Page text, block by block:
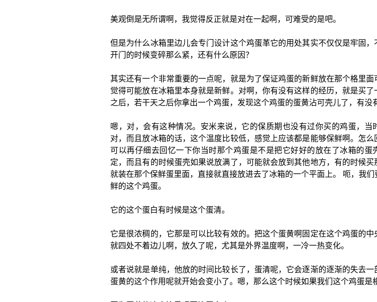
美观倒是无所谓啊，我觉得反正就是对在一起啊，可难受的是吧。
但是为什么冰箱里边儿会专门设计这个鸡蛋革它的用处其实不仅仅是牢固，
开门的时候变碎那么紧，还有什么原因？
其实还有一个非常重要的一点呢，就是为了保证鸡蛋的新鲜放在那个格里面
觉得可能放在冰箱里本身就是新鲜。对啊，你有没有这样的经历，就是买
之后，若干天之后你拿出一个鸡蛋，发现这个鸡蛋的蛋黄沾可壳儿了，有没
嗯，对，会有这种情况。安米来说，它的保质期也没有过你买的鸡蛋，当
对，而且放冰箱的话，这个温度比较低，感觉上应该都是能够保鲜啊。怎
可以再仔细去回忆一下你当时那个鸡蛋是不是把它好好的放在了冰箱的蛋
定，而且有的时候蛋壳如果说放满了，可能就会放到其他地方，有的时候买
就装在那个保鲜蛋里面，直接就直接放进去了冰箱的一个平面上。 呃，我
鲜的这个鸡蛋。
它的这个蛋白有时候是这个蛋清。
它是很浓稠的，它那是可以比较有效的。把这个蛋黄啊固定在这个鸡蛋的中
就四处不着边儿啊，放久了呢，尤其是外界温度啊，一冷一热变化。
或者说就是单纯，他放的时间比较长了，蛋清呢，它会逐渐的逐渐的失去一
蛋黄的这个作用呢就开始会变小了。嗯，那么这个时候如果我们这个鸡蛋是